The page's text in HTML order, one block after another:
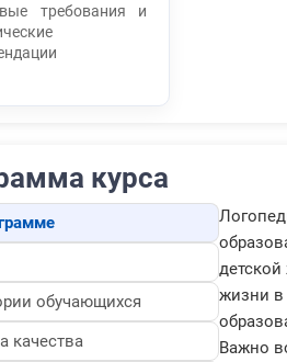
требования и
курса
обучающихся
качества
жизни в
Важно